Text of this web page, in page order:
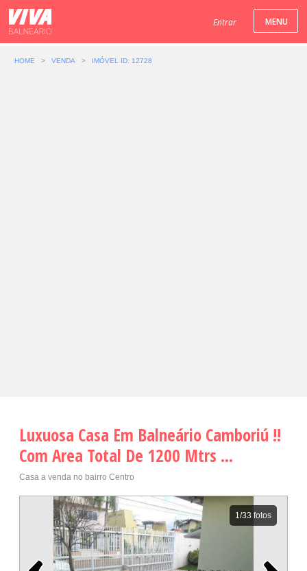
Entrar
HOME > VENDA > IMÓVEL ID: 12728
Luxuosa Casa Em Balneário Camboriú !!
Com Area Total De 1200 Mtrs ...
Casa a venda no bairro Centro
1/33 fotos